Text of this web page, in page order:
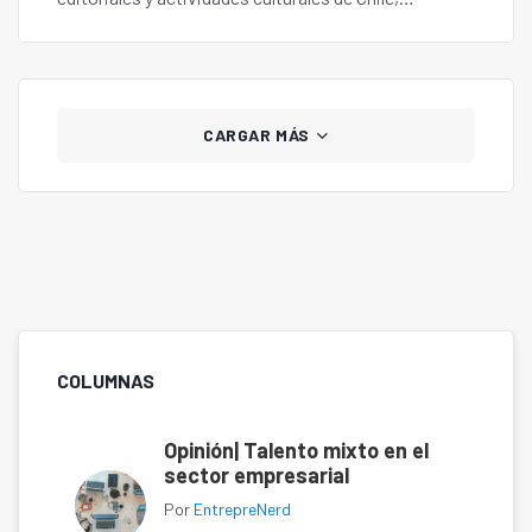
CARGAR MÁS
COLUMNAS
Opinión| Talento mixto en el
sector empresarial
Por EntrepreNerd